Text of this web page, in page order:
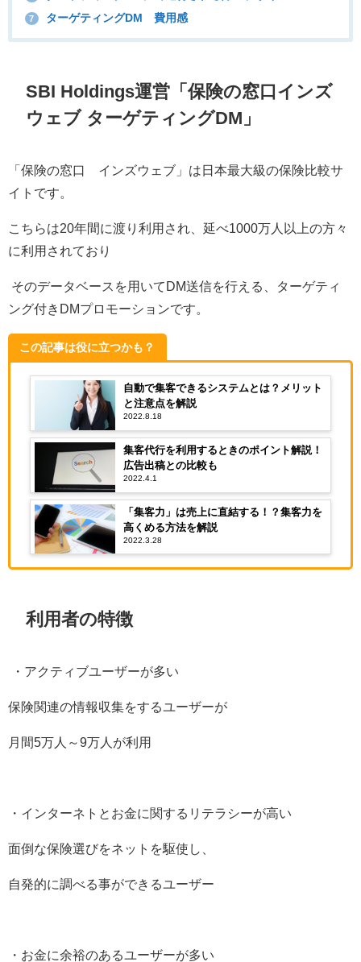
7 ターゲティングDM 費用感
SBI Holdings運営「保険の窓口インズ
ウェブ ターゲティングDM 」
「保険の窓口 インズウェブ」は日本最大級の保険比較サ
イトです。
こちらは20年間に渡り利用され、延べ1000万人以上の方々
に利用されており
そのデータベースを用いてDM送信を行える、ターゲティ
ング付き DMプロモーションです。
この記事は役に立つかも？
自動で集客できるシステムとは？メリット
と注意点を解説
2022.8.18
集客代行を利用するときのポイント解説！
広告出稿との比較も
2022.4.1
「集客力」は売上に直結する！？集客力を
高くめる方法を解説
2022.3.28
利用者の特徴
・アクティブユーザーが多い
保険関連の情報収集をするユーザーが
月間5万人～9万人が利用
・インターネトとお金に関するリテラシーが高い
面倒な保険選びをネットを駆使し、
自発的に調べる事ができるユーザー
・お金に余裕のあるユーザーが多い